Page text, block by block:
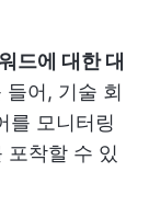
드에 대한 대
들어, 기술 회
를 모니터링
포착할 수 있